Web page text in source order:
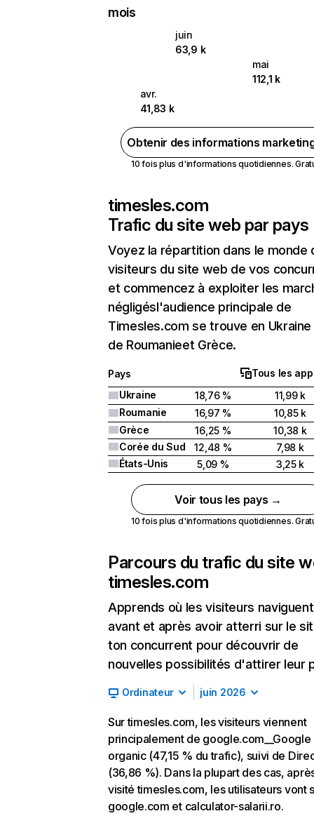
mois
juin
63,9 k
mai
112,1 k
avr.
41,83 k
Obtenir des informations
10 fois plus d'informations quotidiennes.
timesles.com
Trafic du site web par pays
Voyez la répartition dans le monde
visiteurs du site web de vos
et commencez à exploiter les
négligésl'audience principale de
Timesles.com se trouve en Ukraine
de Roumanieet Grèce.
Pays
Tous les
Ukraine
18,76 %
11,99 k
Roumanie
16,97 %
10,85 k
Grèce
16,25 %
10,38 k
Corée du Sud
12,48 %
7,98 k
États-Unis
5,09 % 3,25 k
Voir tous les pays →
10 fois plus d'informations quotidiennes.
Parcours du trafic du site
timesles.com
Apprends où les visiteurs naviguent
avant et après avoir atterri sur le
ton concurrent pour découvrir de
nouvelles possibilités d'attirer leur
Ordinateur juin 2026
Sur timesles.com, les visiteurs viennent
principalement de google.com__Google
organic (47,15 % du trafic), suivi de
(36,86 %). Dans la plupart des cas,
visité timesles.com, les utilisateurs vont
google.com et calculator-salarii.ro.